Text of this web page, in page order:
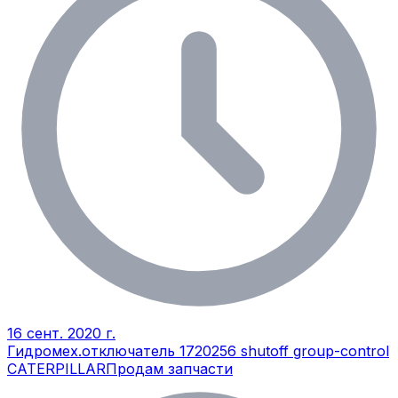
16 сент. 2020 г.
Гидромех.отключатель 1720256 shutoff group-control
CATERPILLARПродам запчасти